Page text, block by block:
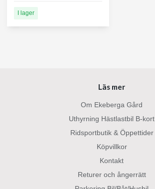
I lager
Läs mer
Om Ekeberga Gård
Uthyrning Hästlastbil B-kort
Ridsportbutik & Öppettider
Köpvillkor
Kontakt
Returer och ångerrätt